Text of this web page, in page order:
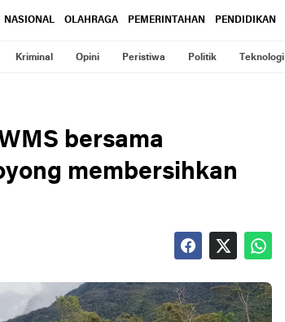
NASIONAL OLAHRAGA PEMERINTAHAN PENDIDIKAN
Kriminal Opini Peristiwa Politik Teknologi
bersama
membersihkan